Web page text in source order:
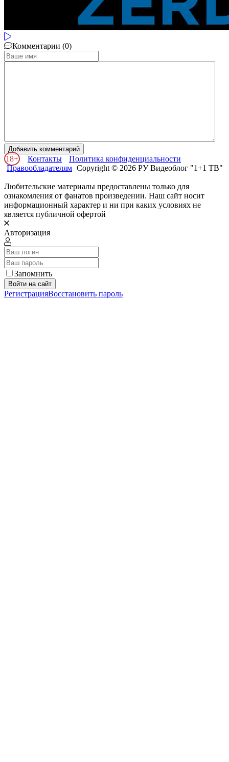
Комментарии (0)
Добавить комментарий
18+ Контакты
Политика конфиденциальности
Правообладателям Copyright © 2026 РУ Видеоблог "1+1 ТВ"
Любительские материалы предоставлены только для
ознакомления от фанатов произведении. Наш сайт носит
информационный характер и ни при каких условиях не
является публичной офертой
Авторизация
Запомнить
Войти на сайт
РегистрацияВосстановить пароль